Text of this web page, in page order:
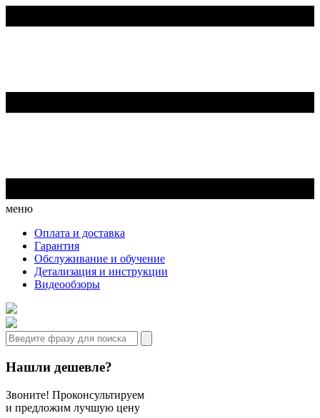
меню
Оплата и доставка
Гарантия
Обслуживание и обучение
Детализация и инструкции
Видеообзоры
Нашли дешевле?
Звоните! Проконсультируем
и предложим лучшую цену